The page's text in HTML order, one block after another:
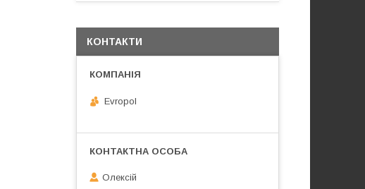
КОНТАКТИ
Evropol
Олексій